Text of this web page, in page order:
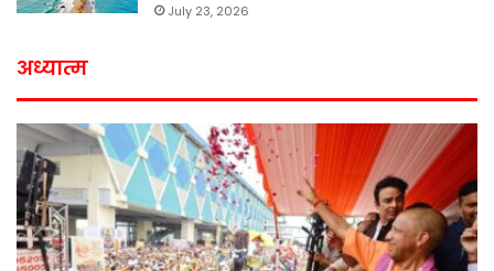
July 23, 2026
अध्यात्म